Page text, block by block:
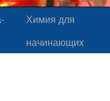
Химия для
начинающих